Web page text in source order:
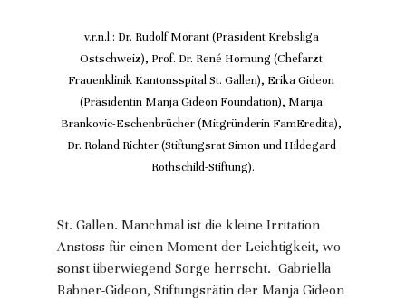
v.r.n.l.: Dr. Rudolf Morant (Präsident Krebsliga
Ostschweiz), Prof. Dr. René Hornung (Chefarzt
Frauenklinik Kantonsspital St. Gallen), Erika Gideon
(Präsidentin Manja Gideon Foundation), Marija
Brankovic-Eschenbrücher (Mitgründerin FamEredita),
Dr. Roland Richter (Stiftungsrat Simon und Hildegard
Rothschild-Stiftung).
St. Gallen. Manchmal ist die kleine Irritation
Anstoss für einen Moment der Leichtigkeit, wo
sonst überwiegend Sorge herrscht.  Gabriella
Rabner-Gideon, Stiftungsrätin der Manja Gideon